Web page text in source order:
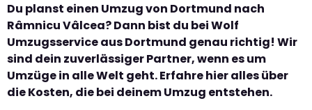
Du planst einen Umzug von Dortmund nach
Râmnicu Vâlcea? Dann bist du bei Wolf
Umzugsservice aus Dortmund genau richtig! Wir
sind dein zuverlässiger Partner, wenn es um
Umzüge in alle Welt geht. Erfahre hier alles über
die Kosten, die bei deinem Umzug entstehen.